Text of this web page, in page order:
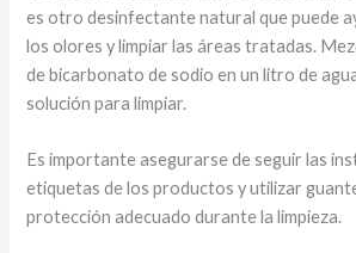
es otro desinfectante natural que puede
los olores y limpiar las áreas tratadas.
de bicarbonato de sodio en un litro de
solución para limpiar.
Es importante asegurarse de seguir las
etiquetas de los productos y utilizar
protección adecuado durante la limpieza.